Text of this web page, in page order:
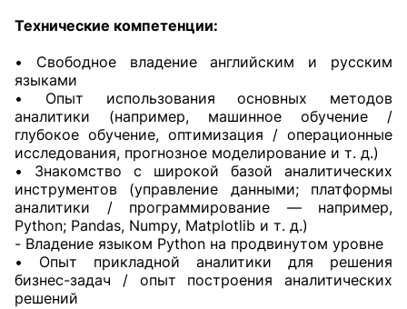
Технические компетенции:
• Свободное владение английским и русским
языками
• Опыт использования основных методов
аналитики (например, машинное обучение /
глубокое обучение, оптимизация / операционные
исследования, прогнозное моделирование и т. д.)
• Знакомство с широкой базой аналитических
инструментов (управление данными; платформы
аналитики / программирование — например,
Python; Pandas, Numpy, Matplotlib и т. д.)
- Владение языком Python на продвинутом уровне
• Опыт прикладной аналитики для решения
бизнес-задач / опыт построения аналитических
решений